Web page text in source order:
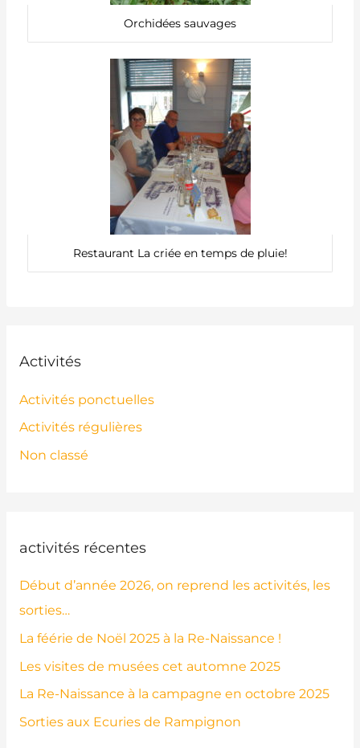
Orchidées sauvages
Restaurant La criée en temps de pluie!
Activités
Activités ponctuelles
Activités régulières
Non classé
activités récentes
Début d’année 2026, on reprend les activités, les
sorties…
La féérie de Noël 2025 à la Re-Naissance !
Les visites de musées cet automne 2025
La Re-Naissance à la campagne en octobre 2025
Sorties aux Ecuries de Rampignon